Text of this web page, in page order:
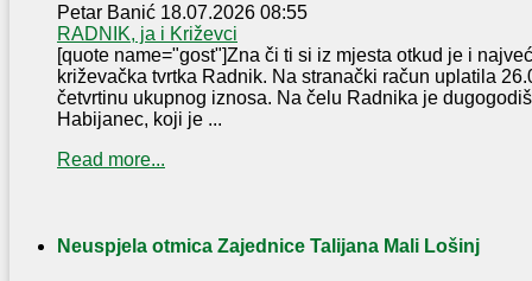
Petar Banić 18.07.2026 08:55
RADNIK, ja i Križevci
[quote name="gost"]Zna či ti si iz mjesta otkud je i
križevačka tvrtka Radnik. Na stranački račun uplatila
četvrtinu ukupnog iznosa. Na čelu Radnika je
Habijanec, koji je ...
Read more...
Neuspjela otmica Zajednice Talijana Mali Lošinj